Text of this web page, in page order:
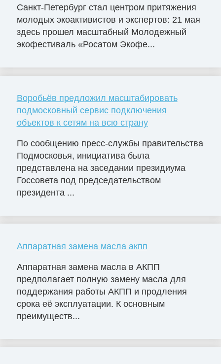
Санкт-Петербург стал центром притяжения
молодых экоактивистов и экспертов: 21 мая
здесь прошел масштабный Молодежный
экофестиваль «Росатом Экофе...
Воробьёв предложил масштабировать
подмосковный сервис подключения
объектов к сетям на всю страну
По сообщению пресс-службы правительства
Подмосковья, инициатива была
представлена на заседании президиума
Госсовета под председательством
президента ...
Аппаратная замена масла акпп
Аппаратная замена масла в АКПП
предполагает полную замену масла для
поддержания работы АКПП и продления
срока её эксплуатации. К основным
преимуществ...